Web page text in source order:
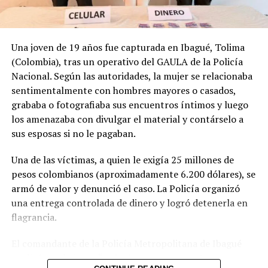
Capturan a rufían del Barrio
18 en Guatemala
En «Principal»
GUATEMALA
PANDILLERO SALVADOREÑO
PNC PRINCIPAL1
UP NEXT
Buque que volcó en el astillero de Edimburgo deja al
menos 25 heridos
DON'T MISS
Atrapan en Honduras a peligroso pandillero salvadoreño
Una joven de 19 años fue capturada en Ibagué, Tolima
(Colombia), tras un operativo del GAULA de la Policía
Nacional. Según las autoridades, la mujer se relacionaba
sentimentalmente con hombres mayores o casados,
grababa o fotografiaba sus encuentros íntimos y luego
los amenazaba con divulgar el material y contárselo a
sus esposas si no le pagaban.
Una de las víctimas, a quien le exigía 25 millones de
pesos colombianos (aproximadamente 6.200 dólares), se
armó de valor y denunció el caso. La Policía organizó
una entrega controlada de dinero y logró detenerla en
flagrancia.
explicó que la joven “seducía con sus encantos a